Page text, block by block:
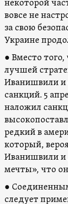
некоторой
вовсе не
за свою
Украине
● Вместо
лучшей
Иванишвили и
санкций. 5
наложил
редкий в
который,
Иванишвили и
мечты», что
●
следует